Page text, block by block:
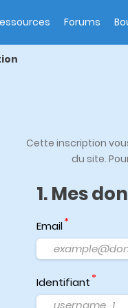
Forums
Cette inscription
du site.
1. Mes
Email
Identifiant